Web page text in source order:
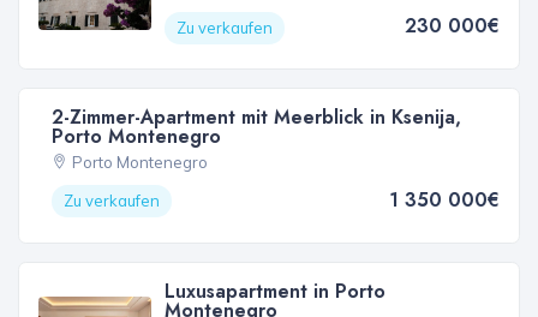
Zu verkaufen
230 000€
2-Zimmer-Apartment mit Meerblick in Ksenija,
Porto Montenegro
Porto Montenegro
Zu verkaufen
1 350 000€
Luxusapartment in Porto
Montenegro